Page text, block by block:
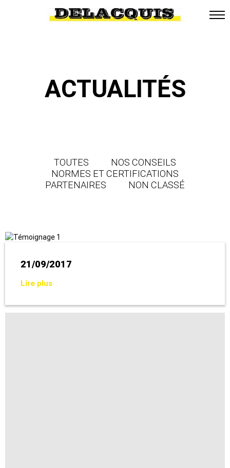
ACTUALITÉS
TOUTES
NOS CONSEILS
NORMES ET CERTIFICATIONS
PARTENAIRES
NON CLASSÉ
21/09/2017
Lire plus